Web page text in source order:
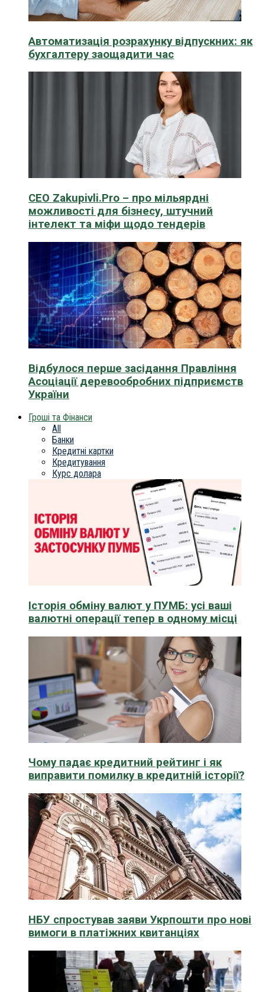
Автоматизація розрахунку відпускних: як
бухгалтеру заощадити час
CEO Zakupivli.Pro – про мільярдні
можливості для бізнесу, штучний
інтелект та міфи щодо тендерів
Відбулося перше засідання Правління
Асоціації деревообробних підприємств
України
Гроші та Фінанси
All
Банки
Кредитні картки
Кредитування
Курс долара
Історія обміну валют у ПУМБ: усі ваші
валютні операції тепер в одному місці
Чому падає кредитний рейтинг і як
виправити помилку в кредитній історії?
НБУ спростував заяви Укрпошти про нові
вимоги в платіжних квитанціях